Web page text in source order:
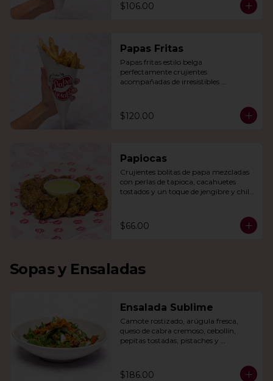
$106.00
Papas Fritas
Papas fritas estilo belga
perfectamente crujientes
acompañadas de irresistibles
$120.00
Papiocas
Crujientes bolitas de papa mezcladas
con perlas de tapioca, cacahuetes
tostados y un toque de jengibre y chile
$66.00
Sopas y Ensaladas
Ensalada Sublime
Camote rostizado, arúgula fresca,
queso de cabra cremoso, cebollín,
pepitas tostadas, pistaches y
$186.00